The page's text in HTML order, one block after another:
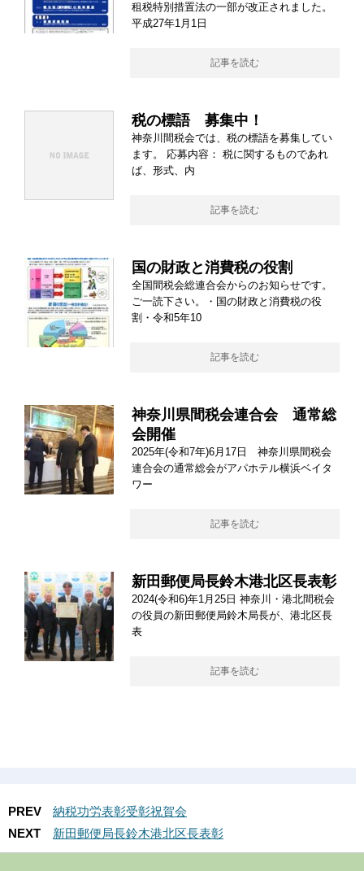
租税特別措置法の一部が改正されました。
平成27年1月1日
記事を読む
税の標語 募集中！
神奈川間税会では、税の標語を募集してい
ます。 応募内容： 税に関するものであれ
ば、形式、内
記事を読む
国の財政と消費税の役割
全国間税会総連合会からのお知らせです。
ご一読下さい。・国の財政と消費税の役
割・令和5年10
記事を読む
神奈川県間税会連合会 通常総
会開催
2025年(令和7年)6月17日 神奈川県間税会
連合会の通常総会がアパホテル横浜ベイタ
ワー
記事を読む
新田郵便局長鈴木港北区長表彰
2024(令和6)年1月25日 神奈川・港北間税会
の役員の新田郵便局鈴木局長が、港北区長
表
記事を読む
PREV
納税功労表彰受彰祝賀会
NEXT
新田郵便局長鈴木港北区長表彰